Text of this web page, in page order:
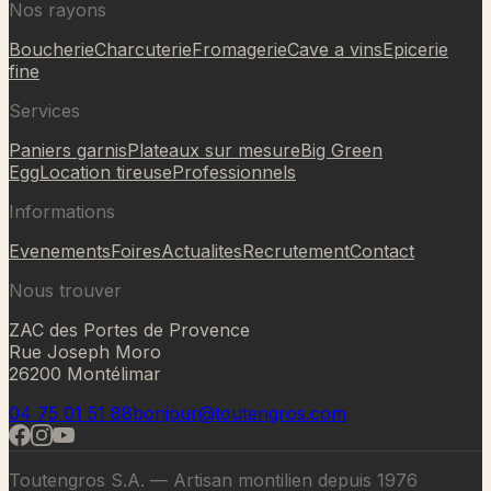
Nos rayons
BoucherieCharcuterieFromagerieCave a vinsEpicerie
fine
Services
Paniers garnisPlateaux sur mesureBig Green
EggLocation tireuseProfessionnels
Informations
EvenementsFoiresActualitesRecrutementContact
Nous trouver
ZAC des Portes de Provence
Rue Joseph Moro
26200 Montélimar
04 75 01 51 88bonjour@toutengros.com
Toutengros S.A. — Artisan montilien depuis 1976